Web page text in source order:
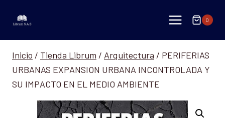
0
Inicio / Tienda Librum / Arquitectura / PERIFERIAS
URBANAS EXPANSION URBANA INCONTROLADA Y
SU IMPACTO EN EL MEDIO AMBIENTE